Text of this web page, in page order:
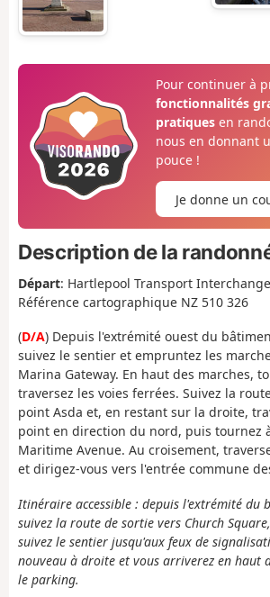
Pour continuer à
fonctionnalités
pratiquesen
nous en donnant
pouce !
Je donne un
Description de la
Départ: Hartlepool Transport
Référence cartographique NZ 510 326
(D/A) Depuis l'extrémité ouest du
suivez le sentier et empruntez les
Marina Gateway. En haut des marches,
traversez les voies ferrées. Suivez la
point Asda et, en restant sur la droite,
point en direction du nord, puis tournez
Maritime Avenue. Au croisement,
et dirigez-vous vers l'entrée commune
Itinéraire accessible : depuis l'extrémité du
suivez la route de sortie vers Church
suivez le sentier jusqu'aux feux de
nouveau à droite et vous arriverez en haut
le parking.